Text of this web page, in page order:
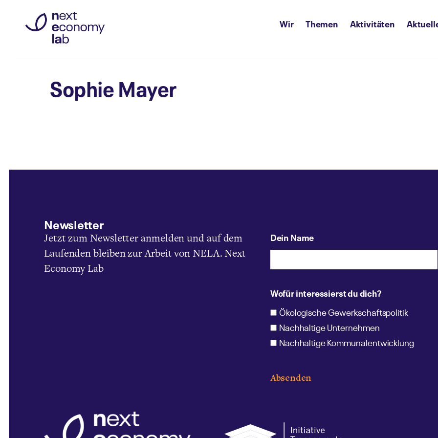
Wir Themen Aktivitäten
Sophie Mayer
Newsletter
Jetzt zum Newsletter anmelden und auf dem
Laufenden bleiben zur Arbeit von NELA. Next
Economy Lab
Dein Name
Wofür interessierst du dich?
Ökologische Gewerkschaftspolitik
Nachhaltige Unternehmen
Nachhaltige Kommunalentwicklung
Absenden